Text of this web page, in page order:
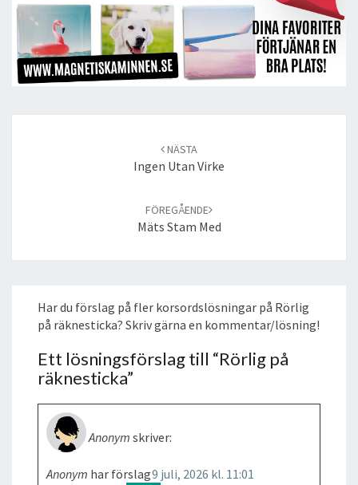
NÄSTA
Ingen Utan Virke
FÖREGÅENDE
Mäts Stam Med
Har du förslag på fler korsordslösningar på Rörlig
på räknesticka? Skriv gärna en kommentar/lösning!
Ett lösningsförslag till “Rörlig på
räknesticka”
Anonym skriver:
9 juli, 2026 kl. 11:01
Anonym har förslag